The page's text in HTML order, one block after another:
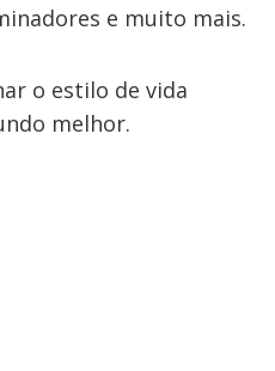
e muito mais.
o estilo de vida
melhor.